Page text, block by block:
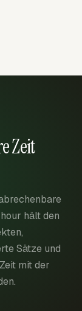
Zeit
hält den
Sätze und
mit der